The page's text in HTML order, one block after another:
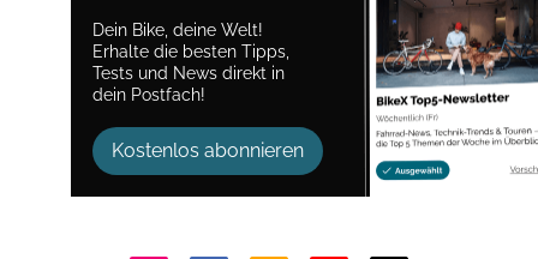
Dein Bike, deine Welt!
Erhalte die besten Tipps,
Tests und News direkt in
dein Postfach!
Kostenlos abonnieren